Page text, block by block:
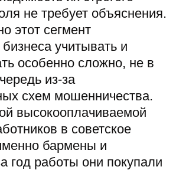
не требует объяснения.
этот сегмент
учитывать и
особенно сложно, не в
из-за
схем мошенничества.
высокооплачиваемой
в советское
бармены и
год работы они покупали